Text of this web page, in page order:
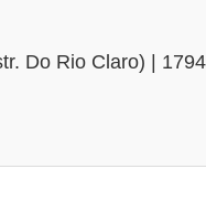
Do Rio Claro) |